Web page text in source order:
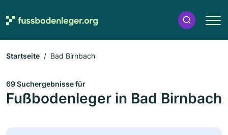
Startseite Bad Birnbach
69 Suchergebnisse für
Fußbodenleger in Bad Birnbach